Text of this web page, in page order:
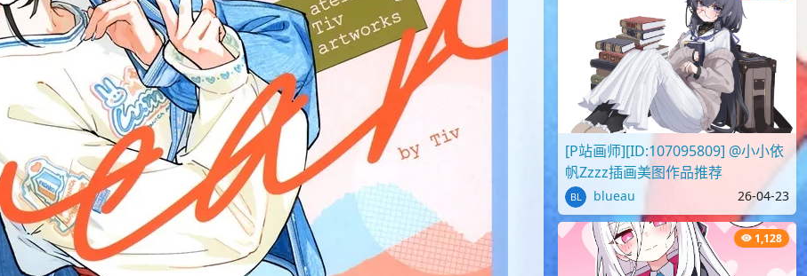
[P站画师][ID:107095809] @小小依
帆Zzzz插画美图作品推荐
blueau 26-04-23
1,128